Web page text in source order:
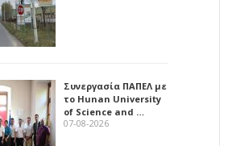
Συνεργασία ΠΑΠΕΛ με
το Hunan University
of Science and …
07-08-2026